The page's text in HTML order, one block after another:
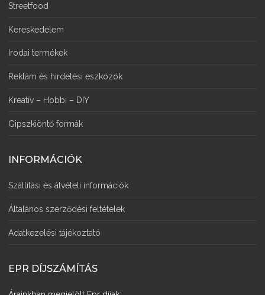
Streetfood
Kereskedelem
Irodai termékek
Reklám és hirdetési eszközök
Kreatív – Hobbi – DIY
Gipszkiöntő formák
INFORMÁCIÓK
Szállítási és átvételi információk
Általános szerződési feltételek
Adatkezelési tájékoztató
EPR DÍJSZÁMÍTÁS